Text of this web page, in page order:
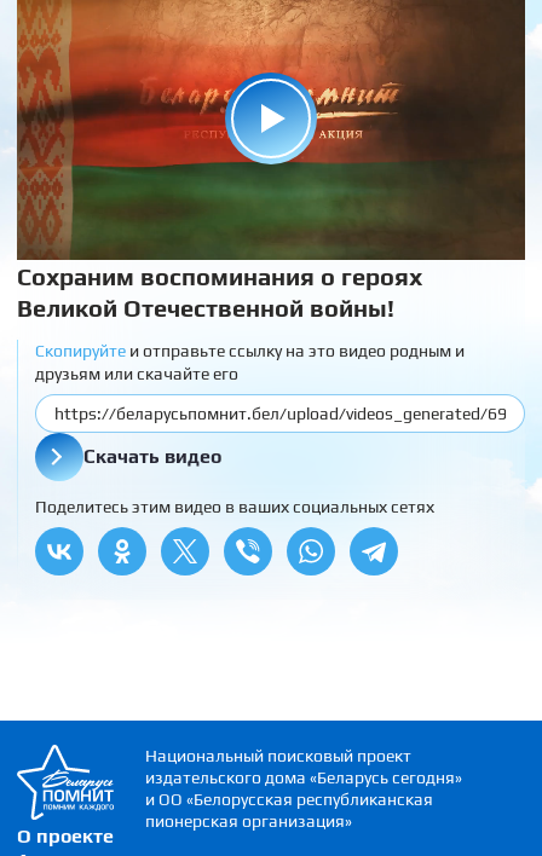
Сохраним воспоминания о героях
Великой Отечественной войны!
Скопируйтеи отправьте ссылку на это видео родным и
друзьям или скачайте его
Скачать видео
Поделитесь этим видео в ваших социальных сетях
О проекте
Национальный поисковый проект
издательского дома «Беларусь сегодня»
и ОО «Белорусская республиканская
пионерская организация»